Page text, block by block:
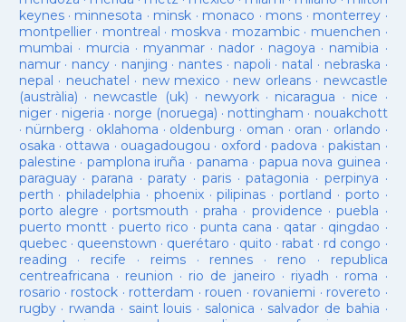
keynes· minnesota · minsk · monaco · mons · monterrey ·
montpellier· montreal · moskva · mozambic· muenchen ·
mumbai · murcia · myanmar· nador · nagoya · namibia ·
namur· nancy · nanjing · nantes · napoli · natal · nebraska ·
nepal · neuchatel · new mexico · new orleans· newcastle
(austràlia) · newcastle (uk) · newyork· nicaragua · nice ·
niger· nigeria · norge (noruega) · nottingham · nouakchott
· nürnberg · oklahoma · oldenburg · oman · oran · orlando ·
osaka · ottawa · ouagadougou · oxford ·padova ·pakistan ·
palestine · pamplona iruña · panama · papua nova guinea ·
paraguay· parana ·paraty · paris·patagonia · perpinya ·
perth ·philadelphia · phoenix·pilipinas ·portland · porto ·
porto alegre ·portsmouth ·praha · providence ·puebla ·
puerto montt· puerto rico ·punta cana · qatar · qingdao ·
quebec· queenstown · querétaro · quito · rabat · rd congo ·
reading · recife · reims· rennes · reno · republica
centreafricana · reunion · rio de janeiro · riyadh · roma ·
rosario · rostock · rotterdam · rouen · rovaniemi · rovereto ·
rugby· rwanda · saint louis · salonica · salvador de bahia ·